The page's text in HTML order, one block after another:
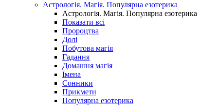
Астрологія. Магія. Популярна езотерика
Астрологія. Магія. Популярна езотерика
Показати всі
Пророцтва
Долі
Побутова магія
Гадання
Домашня магія
Імена
Сонники
Прикмети
Популярна езотерика